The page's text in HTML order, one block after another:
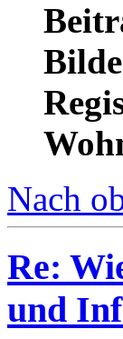
Nach
Re:
und